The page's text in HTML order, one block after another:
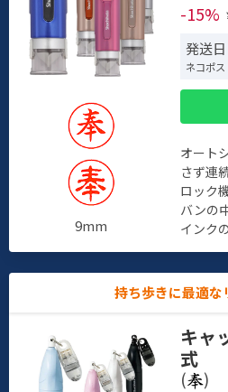
9mm
-15%
発送
ネコポス
オート
さず連
ロック
バンの
インク
持ち歩きに最適な
キャ
式
(
)